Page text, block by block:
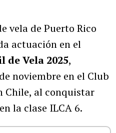
vela de Puerto Rico
actuación en el
de Vela 2025,
noviembre en el Club
Chile, al conquistar
la clase ILCA 6.